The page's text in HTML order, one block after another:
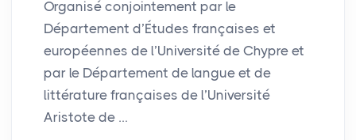
Organisé conjointement par le
Département d’Études françaises et
européennes de l’Université de Chypre et
par le Département de langue et de
littérature françaises de l’Université
Aristote de …